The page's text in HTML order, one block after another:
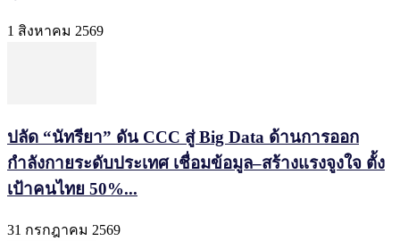
1 สิงหาคม 2569
ปลัด “นัทรียา” ดัน CCC สู่ Big Data ด้านการออก
กำลังกายระดับประเทศ เชื่อมข้อมูล–สร้างแรงจูงใจ ตั้ง
เป้าคนไทย 50%...
31 กรกฎาคม 2569